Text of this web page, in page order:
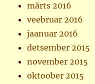
märts 2016
veebruar 2016
jaanuar 2016
detsember 2015
november 2015
oktoober 2015